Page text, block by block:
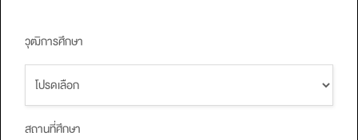
วุฒิการศึกษา
สถานที่ศึกษา